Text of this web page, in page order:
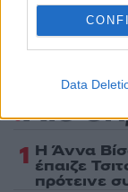
Data
Πιο
1 Η Άννα
έπαιζε
πρότεινε